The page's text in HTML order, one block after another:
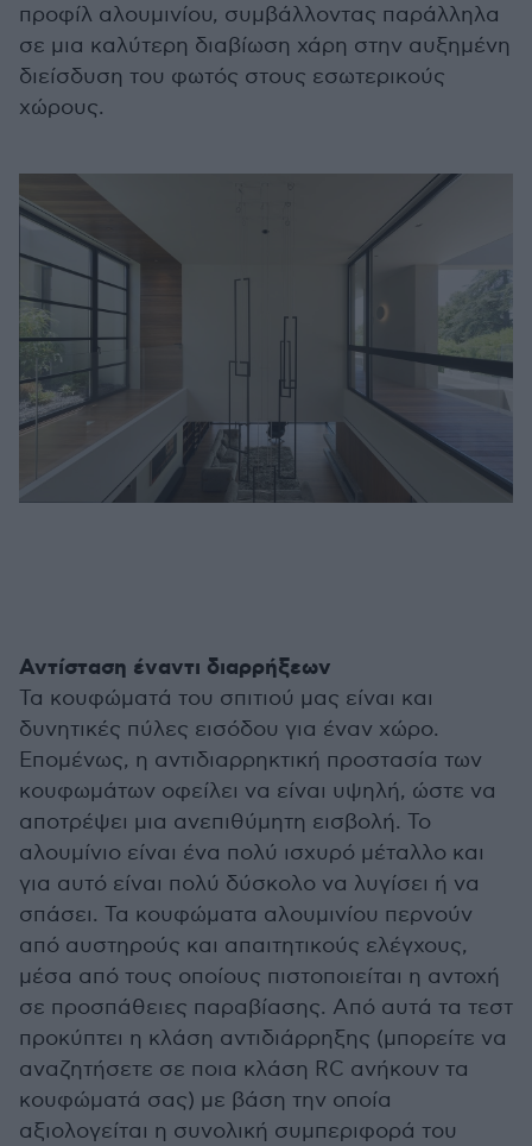
προφίλ αλουμινίου, συμβάλλοντας παράλληλα
σε μια καλύτερη διαβίωση χάρη στην αυξημένη
διείσδυση του φωτός στους εσωτερικούς
χώρους.
Αντίσταση έναντι διαρρήξεων
Τα κουφώματά του σπιτιού μας είναι και
δυνητικές πύλες εισόδου για έναν χώρο.
Επομένως, η αντιδιαρρηκτική προστασία των
κουφωμάτων οφείλει να είναι υψηλή, ώστε να
αποτρέψει μια ανεπιθύμητη εισβολή. Το
αλουμίνιο είναι ένα πολύ ισχυρό μέταλλο και
για αυτό είναι πολύ δύσκολο να λυγίσει ή να
σπάσει. Τα κουφώματα αλουμινίου περνούν
από αυστηρούς και απαιτητικούς ελέγχους,
μέσα από τους οποίους πιστοποιείται η αντοχή
σε προσπάθειες παραβίασης. Από αυτά τα τεστ
προκύπτει η κλάση αντιδιάρρηξης (μπορείτε να
αναζητήσετε σε ποια κλάση RC ανήκουν τα
κουφώματά σας) με βάση την οποία
αξιολογείται η συνολική συμπεριφορά του